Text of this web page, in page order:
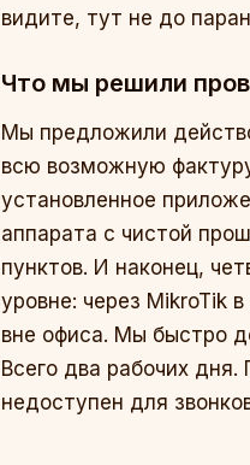
видите, тут не до
Что мы решили
Мы предложили
всю возможную
установленное
аппарата с чистой
пунктов. И наконец,
уровне: через MikroTik
вне офиса. Мы быстро
Всего два рабочих
недоступен для